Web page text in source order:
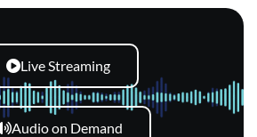
Live Streaming
Audio on Demand